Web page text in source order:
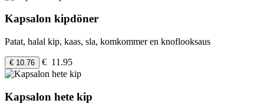
Kapsalon kipdöner
Patat, halal kip, kaas, sla, komkommer en knoflooksaus
€ 10.76 € 11.95
Kapsalon hete kip